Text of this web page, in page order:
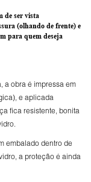
de ser vista
(olhando de frente) e
para quem deseja
a obra é impressa em
e aplicada
fica resistente, bonita
embalado dentro de
a proteção é ainda